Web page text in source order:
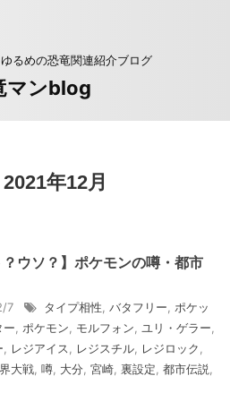
るめの恐竜関連紹介ブログ
マンblog
年12月
？ウソ？】ポケモンの噂・都市
7 タイプ相性 バタフリー
ポケッ
ー
ポケモン モルフォン ユリ・ゲラー
レジアイス レジスチル レジロック
大戦 噂 大分 宮崎 裏設定 都市伝説